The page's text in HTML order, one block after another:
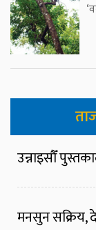
उन्नाइसौँ
मनसुन सक्रिय,